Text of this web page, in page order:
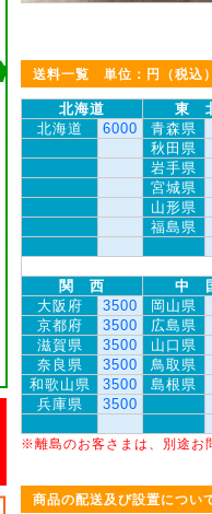
送料一覧 単位：円（税込
北海道
東
北海道
6000 青森県
秋田県
岩手県
宮城県
山形県
福島県
関 西
中
大阪府
3500 岡山県
京都府
3500 広島県
滋賀県
3500 山口県
奈良県
3500 鳥取県
和歌山県
3500 島根県
兵庫県
3500
※離島のお客さまは、別途お
商品の配送及び設置につい